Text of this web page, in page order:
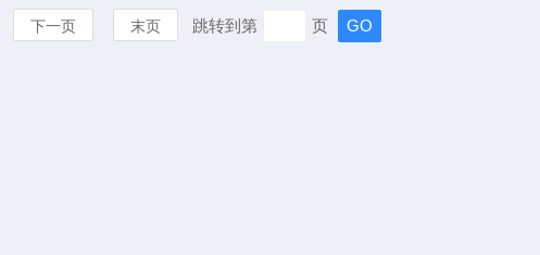
下一页 末页 跳转到第 页